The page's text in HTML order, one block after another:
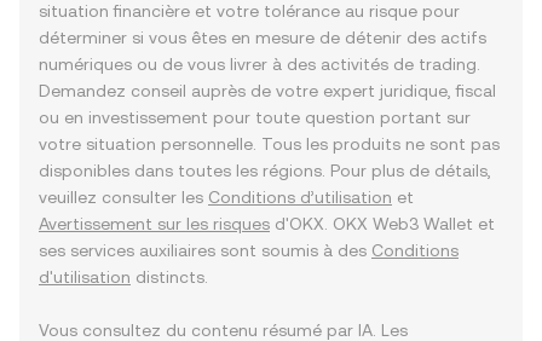
situation financière et votre tolérance au risque pour
déterminer si vous êtes en mesure de détenir des actifs
numériques ou de vous livrer à des activités de trading.
Demandez conseil auprès de votre expert juridique, fiscal
ou en investissement pour toute question portant sur
votre situation personnelle. Tous les produits ne sont pas
disponibles dans toutes les régions. Pour plus de détails,
veuillez consulter les Conditions d’utilisation et
Avertissement sur les risques d'OKX. OKX Web3 Wallet et
ses services auxiliaires sont soumis à des Conditions
d'utilisation distincts.
Vous consultez du contenu résumé par IA. Les